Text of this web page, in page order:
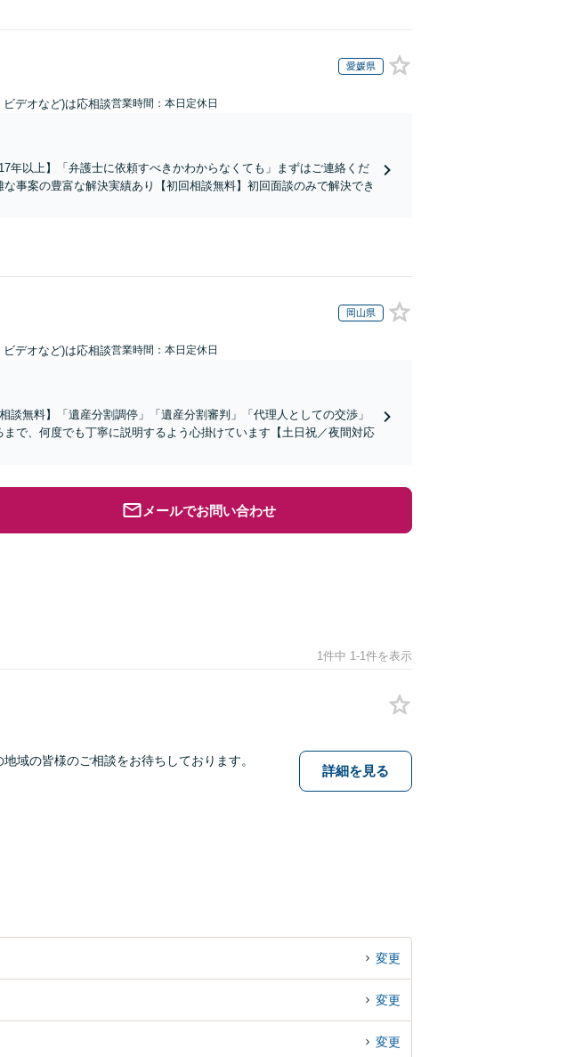
愛媛県
デオなど)は応相談営業時間：本日定休日
年以上】「弁護士に依頼すべきかわからなくても」まずはご連絡くだ
事案の豊富な解決実績あり【初回相談無料】初回面談のみで解決でき
岡山県
デオなど)は応相談営業時間：本日定休日
談無料】「遺産分割調停」「遺産分割審判」「代理人としての交渉」
で、何度でも丁寧に説明するよう心掛けています【土日祝／夜間対応
メールでお問い合わせ
1件中 1-1件を表示
域の皆様のご相談をお待ちしております。
詳細を見る
変更
変更
変更